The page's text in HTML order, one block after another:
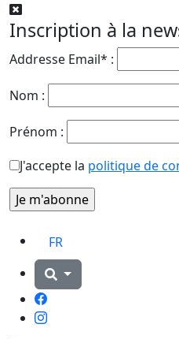
Inscription à la
Addresse Email* :
Nom :
Prénom :
J'accepte la politique de
FR
Facebook
Instagram